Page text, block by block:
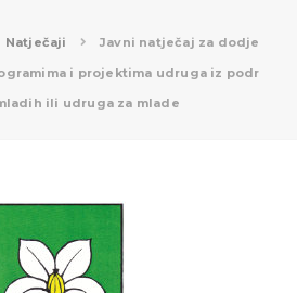
Natječaji
Javni natječaj za dodje
i projektima udruga iz podr
ili udruga za mlade